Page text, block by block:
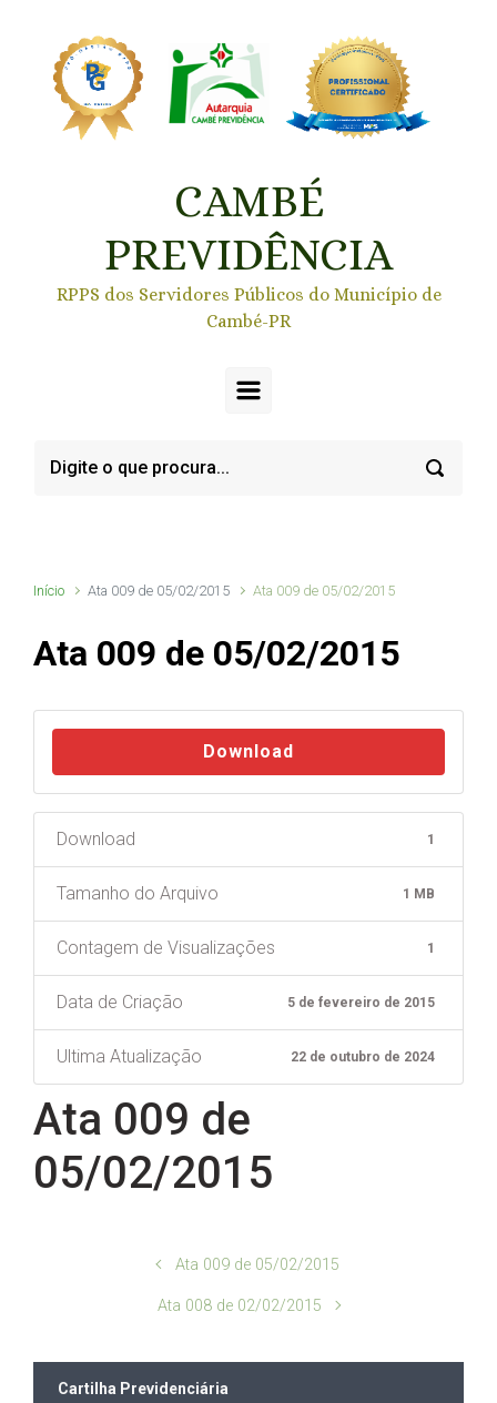
CAMBÉ
PREVIDÊNCIA
RPPS dos Servidores Públicos do Município de
Cambé-PR
Início Ata 009 de 05/02/2015 Ata 009 de 05/02/2015
Ata 009 de 05/02/2015
Download
Download 1
Tamanho do Arquivo 1 MB
Contagem de Visualizações 1
Data de Criação 5 de fevereiro de 2015
Ultima Atualização 22 de outubro de 2024
Ata 009 de
05/02/2015
Ata 009 de 05/02/2015
Ata 008 de 02/02/2015
Cartilha Previdenciária